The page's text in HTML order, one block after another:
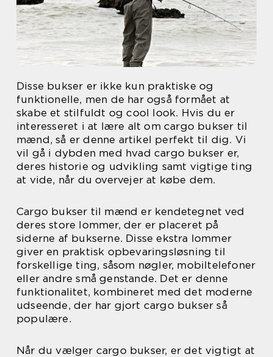
Disse bukser er ikke kun praktiske og
funktionelle, men de har også formået at
skabe et stilfuldt og cool look. Hvis du er
interesseret i at lære alt om cargo bukser til
mænd, så er denne artikel perfekt til dig. Vi
vil gå i dybden med hvad cargo bukser er,
deres historie og udvikling samt vigtige ting
at vide, når du overvejer at købe dem.
Cargo bukser til mænd er kendetegnet ved
deres store lommer, der er placeret på
siderne af bukserne. Disse ekstra lommer
giver en praktisk opbevaringsløsning til
forskellige ting, såsom nøgler, mobiltelefoner
eller andre små genstande. Det er denne
funktionalitet, kombineret med det moderne
udseende, der har gjort cargo bukser så
populære.
Når du vælger cargo bukser, er det vigtigt at